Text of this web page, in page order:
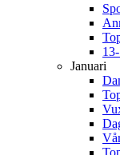
Januari